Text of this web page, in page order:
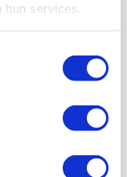
services.
9,6K
volgers
Volgen